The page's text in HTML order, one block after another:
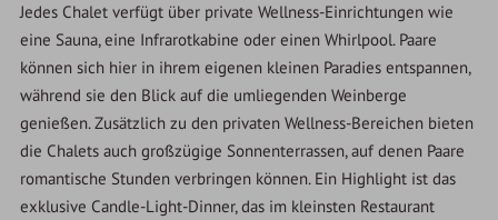
Jedes Chalet verfügt über private Wellness-Einrichtungen wie
eine Sauna, eine Infrarotkabine oder einen Whirlpool. Paare
können sich hier in ihrem eigenen kleinen Paradies entspannen,
während sie den Blick auf die umliegenden Weinberge
genießen. Zusätzlich zu den privaten Wellness-Bereichen bieten
die Chalets auch großzügige Sonnenterrassen, auf denen Paare
romantische Stunden verbringen können. Ein Highlight ist das
exklusive Candle-Light-Dinner, das im kleinsten Restaurant